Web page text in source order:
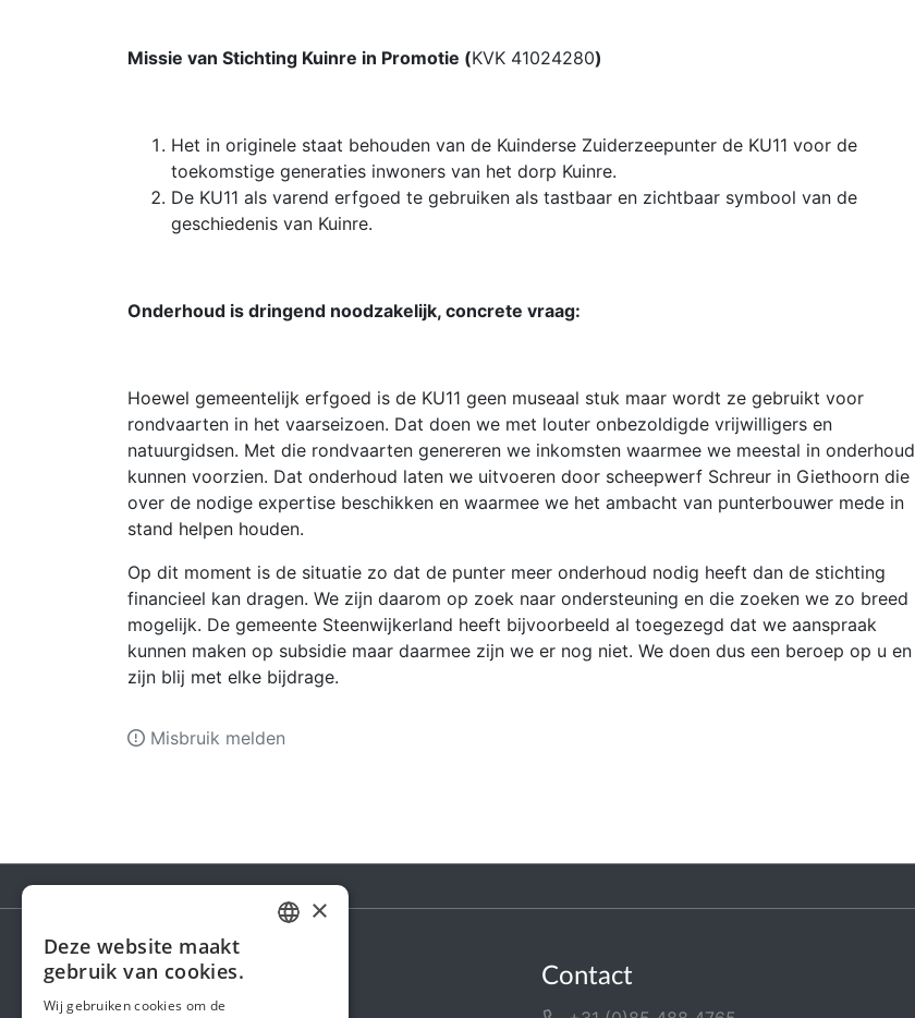
Missie van Stichting Kuinre in Promotie (KVK 41024280)
Het in originele staat behouden van de Kuinderse Zuiderzeepunter de KU11 voor de
toekomstige generaties inwoners van het dorp Kuinre.
De KU11 als varend erfgoed te gebruiken als tastbaar en zichtbaar symbool van de
geschiedenis van Kuinre.
Onderhoud is dringend noodzakelijk, concrete vraag:
Hoewel gemeentelijk erfgoed is de KU11 geen museaal stuk maar wordt ze gebruikt voor
rondvaarten in het vaarseizoen. Dat doen we met louter onbezoldigde vrijwilligers en
natuurgidsen. Met die rondvaarten genereren we inkomsten waarmee we meestal in onderhoud
kunnen voorzien. Dat onderhoud laten we uitvoeren door scheepwerf Schreur in Giethoorn die
over de nodige expertise beschikken en waarmee we het ambacht van punterbouwer mede in
stand helpen houden.
Op dit moment is de situatie zo dat de punter meer onderhoud nodig heeft dan de stichting
financieel kan dragen. We zijn daarom op zoek naar ondersteuning en die zoeken we zo breed
mogelijk. De gemeente Steenwijkerland heeft bijvoorbeeld al toegezegd dat we aanspraak
kunnen maken op subsidie maar daarmee zijn we er nog niet. We doen dus een beroep op u en
zijn blij met elke bijdrage.
Misbruik melden
Steunactie Contact
×
Deze website maakt
gebruik van cookies.
Wij gebruiken cookies om de